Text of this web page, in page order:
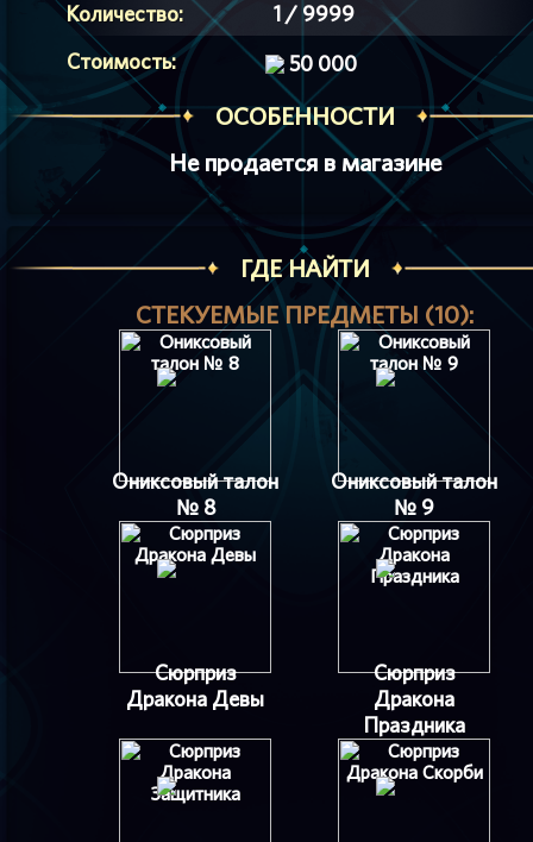
Количество:
1 / 9999
Стоимость:
50 000
ОСОБЕННОСТИ
Не продается в магазине
ГДЕ НАЙТИ
СТЕКУЕМЫЕ ПРЕДМЕТЫ (10):
Ониксовый талон
№ 8
Ониксовый талон
№ 9
Сюрприз
Дракона Девы
Сюрприз
Дракона
Праздника